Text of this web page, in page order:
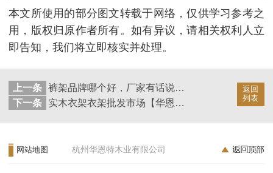
本文所使用的部分图文转载于网络，仅供学习参考之
用，版权归原作者所有。如有异议，请相关权利人立
即告知，我们将立即核实并处理。
返回
列表
上一条
裤架品牌哪个好，厂家有话说【华恩衣架】
下一条
实木衣架衣架批发市场【华恩衣架】
网站地图 杭州华恩特木业有限公司